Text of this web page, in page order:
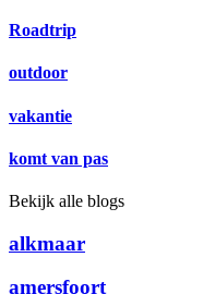
Roadtrip
outdoor
vakantie
komt van pas
Bekijk alle blogs
alkmaar
amersfoort